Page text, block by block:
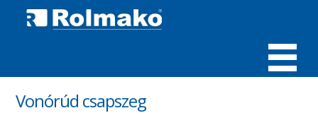
MENÜ
Vonórúd csapszeg